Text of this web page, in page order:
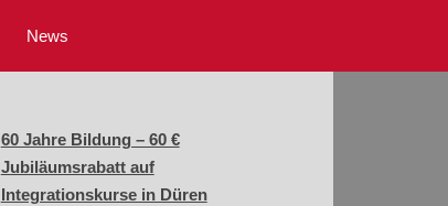
News
60 Jahre Bildung – 60 €
Jubiläumsrabatt auf
Integrationskurse in Düren